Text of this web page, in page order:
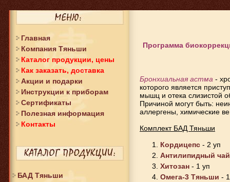
Главная
Компания Тяньши
Каталог продукции, цены
Как заказать, доставка
Акции и подарки
Инструкции к приборам
Сертификаты
Полезная информация
Контакты
БАД Тяньши
Программа
Бронхиальная астма -
которого является
мышц и отека слизистой
Причиной могут быть:
аллергены, химические
Комплект БАД Тяньши
Кордицепс - 2 уп
Антилипидный чай
Хитозан - 1 уп
Омега-3 Тяньши -